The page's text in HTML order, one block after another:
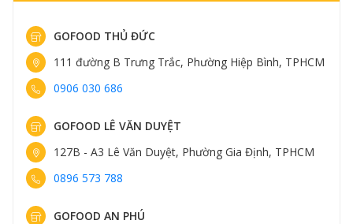
GOFOOD THỦ ĐỨC
111 đường B Trưng Trắc, Phường Hiệp Bình, TPHCM
0906 030 686
GOFOOD LÊ VĂN DUYỆT
127B - A3 Lê Văn Duyệt, Phường Gia Định, TPHCM
0896 573 788
GOFOOD AN PHÚ